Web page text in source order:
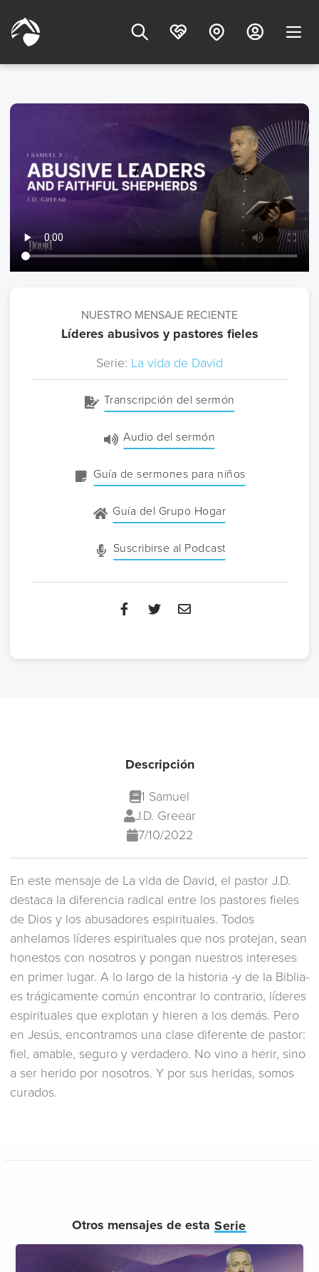
NUESTRO MENSAJE RECIENTE
Líderes abusivos y pastores fieles
Serie: La vida de David
Transcripción del sermón
Audio del sermón
Guía de sermones para niños
Guía del Grupo Hogar
Suscribirse al Podcast
Descripción
1 Samuel
J.D. Greear
7/10/2022
En este mensaje de La vida de David, el pastor J.D.
destaca la diferencia radical entre los pastores fieles
de Dios y los abusadores espirituales. Todos
anhelamos líderes espirituales que nos protejan, sean
honestos con nosotros y pongan nuestros intereses
en primer lugar. A lo largo de la historia -y de la Biblia-
es trágicamente común encontrar lo contrario, líderes
espirituales que explotan y hieren a los demás. Pero
en Jesús, encontramos una clase diferente de pastor:
fiel, amable, seguro y verdadero. No vino a herir, sino
a ser herido por nosotros. Y por sus heridas, somos
curados.
Otros mensajes de esta Serie